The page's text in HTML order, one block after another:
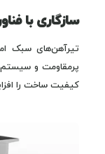
سازگاری با
تیرآهن‌های سبک
پرمقاومت و
کیفیت ساخت را